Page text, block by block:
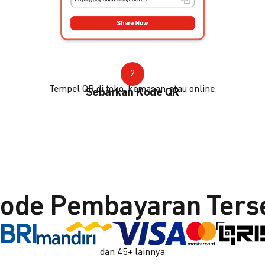
2
Sebarkan Kode QR
Tempel QR di toko, kemasan, atau online.
Pembayaran
dan 45+ lainnya